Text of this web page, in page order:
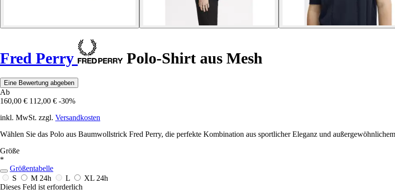
Fred Perry Polo-Shirt aus Mesh
Eine Bewertung abgeben
Ab
160,00 € 112,00 € -30%
inkl. MwSt. zzgl. Versandkosten
Wählen Sie das Polo aus Baumwollstrick Fred Perry, die perfekte Kombination aus sportlicher Eleganz und
Größe
*
Größentabelle
S
M 24h L XL 24h
Dieses Feld ist erforderlich